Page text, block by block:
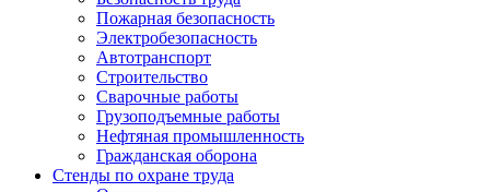
Пожарная безопасность
Электробезопасность
Автотранспорт
Строительство
Сварочные работы
Грузоподъемные работы
Нефтяная промышленность
Гражданская оборона
Стенды по охране труда